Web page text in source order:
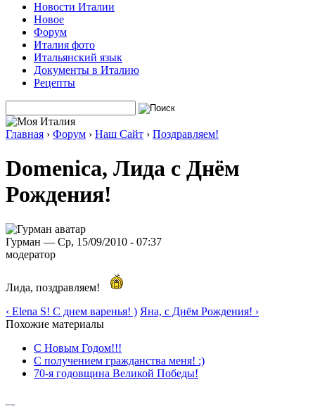
Новости Италии
Новое
Форум
Италия фото
Итальянский язык
Документы в Италию
Рецепты
Главная › Форум › Наш Сайт › Поздравляем!
Domenica, Лида с Днём
Рождения!
Гурман — Ср, 15/09/2010 - 07:37
модератор
Лида, поздравляем!
‹ Elena S! С днем варенья! ) Яна, с Днём Рождения! ›
Похожие материалы
С Новым Годом!!!
С получением гражданства меня! :)
70-я годовщина Великой Победы!